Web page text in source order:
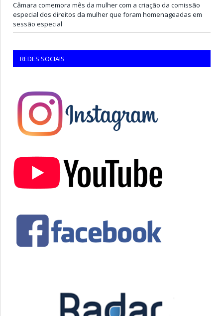
Câmara comemora mês da mulher com a criação da comissão
especial dos direitos da mulher que foram homenageadas em
sessão especial
REDES SOCIAIS